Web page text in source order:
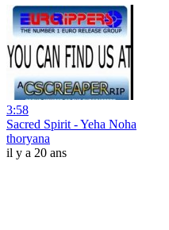
3:58
Sacred Spirit - Yeha Noha
thoryana
il y a 20 ans